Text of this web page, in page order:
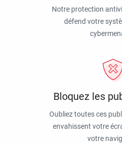
Notre protection
défend votre
Bloquez les
Oubliez toutes ces
envahissent votre
votre